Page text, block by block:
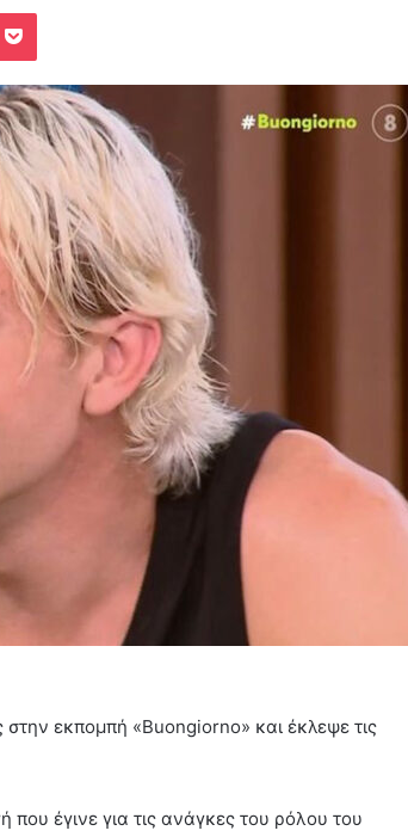
Pocket
εκπομπή «Buongiorno» και έκλεψε τις
έγινε για τις ανάγκες του ρόλου του